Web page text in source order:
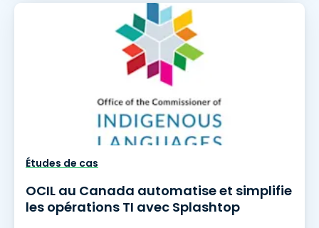
Études de cas
OCIL au Canada automatise et simplifie
les opérations TI avec Splashtop